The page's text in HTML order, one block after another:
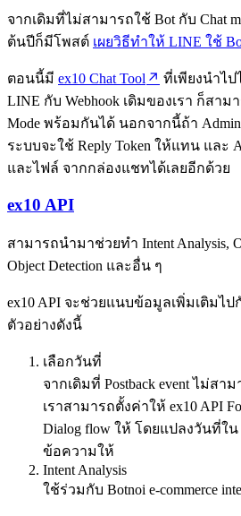
จากเดิมที่ไม่สามารถใช้ Bot กับ Chat
ต้นปีก็มีโพสต์ เผยวิธีทำให้ LINE ใช้
ตอนนี้มี ex10 Chat Tool
ที่เพียงนำไป
LINE กับ Webhook เดิมของเรา ก็สาม
Mode พร้อมกันได้ นอกจากนี้ถ้า
ระบบจะใช้ Reply Token ให้แทน และ
และไฟล์ จากกล่องแชทได้เลยอีกด้วย
ex10 API
สามารถนำมาช่วยทำ Intent Analysis,
Object Detection และอื่น ๆ
ex10 API จะช่วยแนบข้อมูลเพิ่มเติมไป
ตัวอย่างดังนี้
เลือกวันที่
จากเดิมที่ Postback event ไม่สา
เราสามารถตั้งค่าให้ ex10 API
Dialog flow ให้ โดยแปลงวันที่ใน
ข้อความให้
Intent Analysis
ใช้ร่วมกับ Botnoi e-commerce